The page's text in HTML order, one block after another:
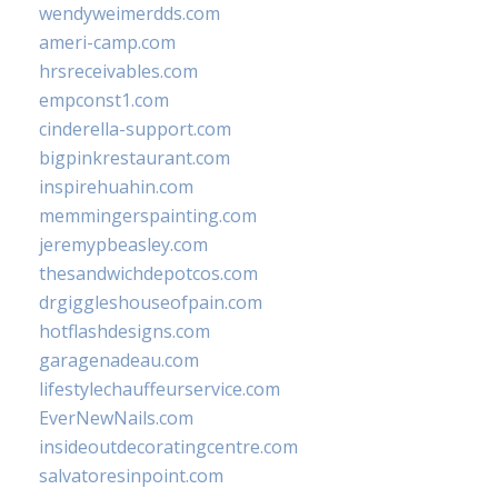
wendyweimerdds.com
ameri-camp.com
hrsreceivables.com
empconst1.com
cinderella-support.com
bigpinkrestaurant.com
inspirehuahin.com
memmingerspainting.com
jeremypbeasley.com
thesandwichdepotcos.com
drgiggleshouseofpain.com
hotflashdesigns.com
garagenadeau.com
lifestylechauffeurservice.com
EverNewNails.com
insideoutdecoratingcentre.com
salvatoresinpoint.com